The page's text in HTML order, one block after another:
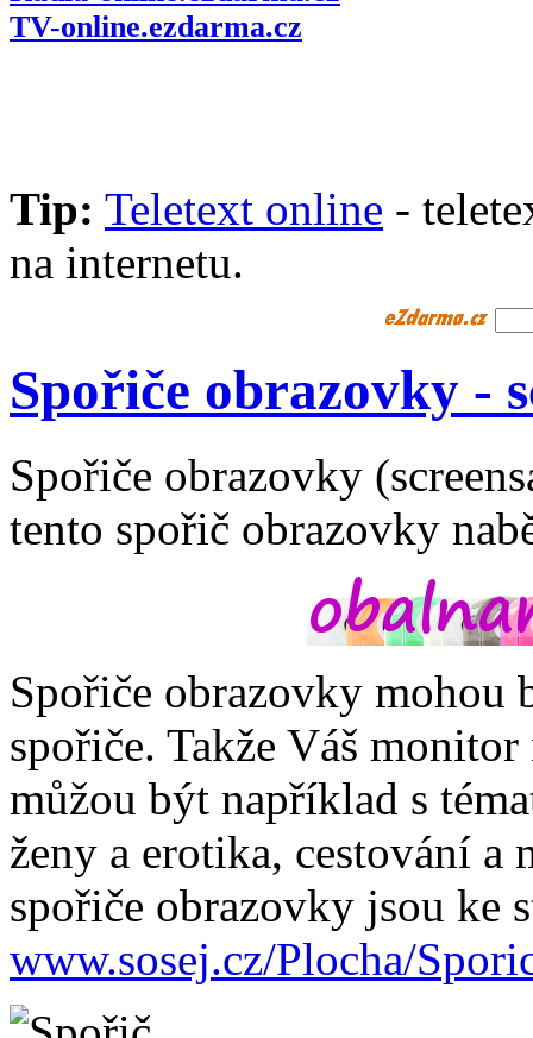
TV-online.ezdarma.cz
Tip: Teletext online -
na internetu.
Spořiče obrazovky -
Spořiče obrazovky
tento spořič obrazovky
Spořiče obrazovky mohou
spořiče. Takže Váš
můžou být například s
ženy a erotika, cestování a
spořiče obrazovky jsou ke
www.sosej.cz/Plocha/